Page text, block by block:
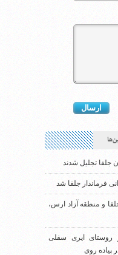
جلفا تجلیل شدند
فرماندار جلفا شد
و منطقه آزاد ارس،
روستای ایری سفلی
پیاده روی